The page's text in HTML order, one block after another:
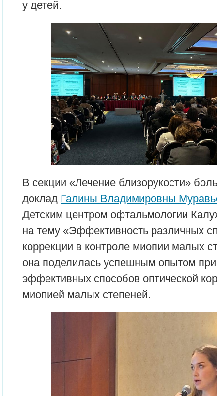
у детей.
В секции «Лечение близорукости»
доклад Галины Владимировны
Детским центром офтальмологии
на тему «Эффективность различных
коррекции в контроле миопии малых
она поделилась успешным опытом
эффективных способов оптической
миопией малых степеней.